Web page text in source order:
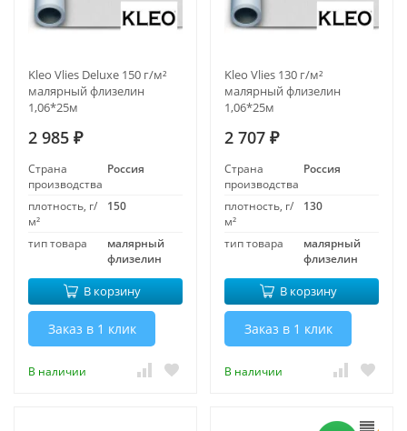
Kleo Vlies Deluxe 150 г/м²
малярный флизелин
1,06*25м
2 985 ₽
Страна
производства
Россия
плотность, г/
м²
150
тип товара
малярный
флизелин
В корзину
Заказ в 1 клик
В наличии
Kleo Vlies 130 г/м²
малярный флизелин
1,06*25м
2 707 ₽
Страна
производства
Россия
плотность, г/
м²
130
тип товара
малярный
флизелин
В корзину
Заказ в 1 клик
В наличии